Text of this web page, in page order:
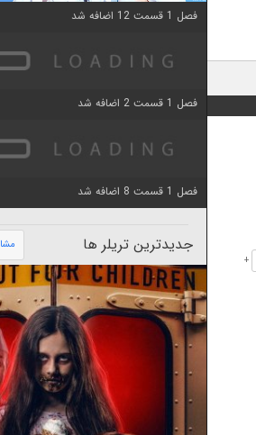
+
فصل 1 قسمت 12 اضافه شد
فصل 1 قسمت 2 اضافه شد
فصل 1 قسمت 8 اضافه شد
جدیدترین تریلر ها